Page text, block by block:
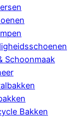
Schoonmaak
Bakken